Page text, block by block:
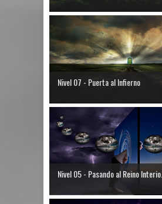
Nivel 07 - Puerta al Infierno
Nivel 05 - Pasando al Reino Interio...